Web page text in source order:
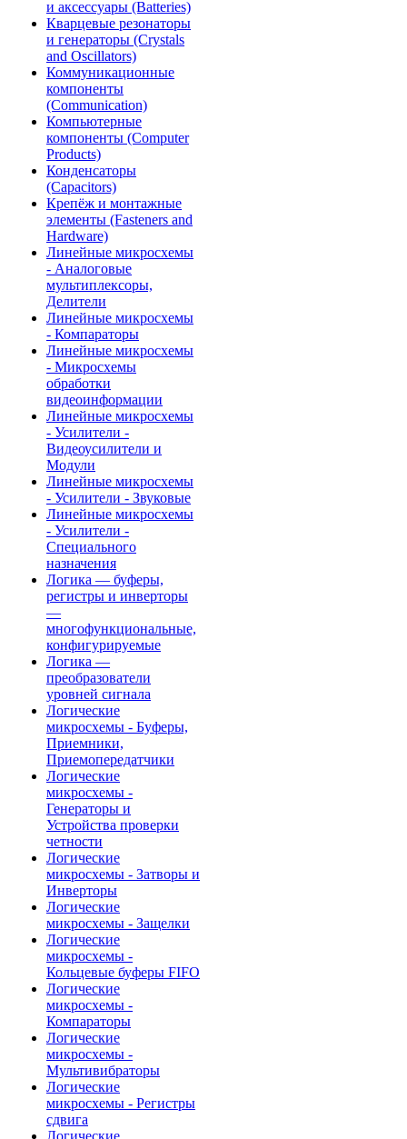
и аксессуары (Batteries)
Кварцевые резонаторы
и генераторы (Crystals
and Oscillators)
Коммуникационные
компоненты
(Communication)
Компьютерные
компоненты (Computer
Products)
Конденсаторы
(Capacitors)
Крепёж и монтажные
элементы (Fasteners and
Hardware)
Линейные микросхемы
- Аналоговые
мультиплексоры,
Делители
Линейные микросхемы
- Компараторы
Линейные микросхемы
- Микросхемы
обработки
видеоинформации
Линейные микросхемы
- Усилители -
Видеоусилители и
Модули
Линейные микросхемы
- Усилители - Звуковые
Линейные микросхемы
- Усилители -
Специального
назначения
Логика — буферы,
регистры и инверторы
—
многофункциональные,
конфигурируемые
Логика —
преобразователи
уровней сигнала
Логические
микросхемы - Буферы,
Приемники,
Приемопередатчики
Логические
микросхемы -
Генераторы и
Устройства проверки
четности
Логические
микросхемы - Затворы и
Инверторы
Логические
микросхемы - Защелки
Логические
микросхемы -
Кольцевые буферы FIFO
Логические
микросхемы -
Компараторы
Логические
микросхемы -
Мультивибраторы
Логические
микросхемы - Регистры
сдвига
Логические